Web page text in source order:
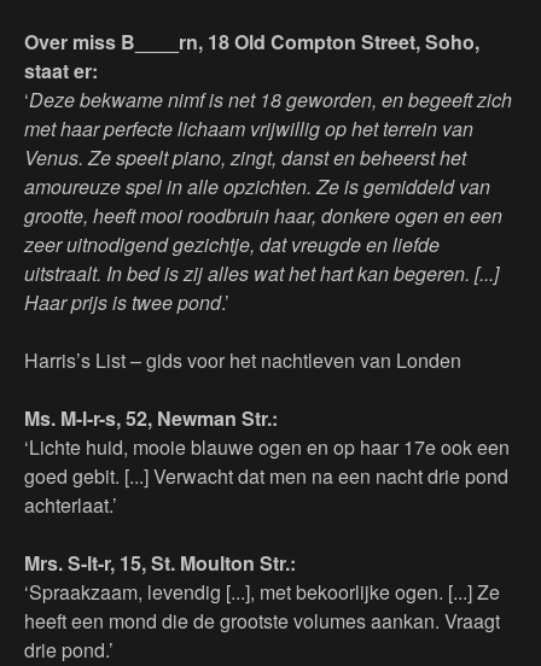
Over miss B____rn, 18 Old Compton Street, Soho,
staat er:
‘Deze bekwame nimf is net 18 geworden, en begeeft zich
met haar perfecte lichaam vrijwillig op het terrein van
Venus. Ze speelt piano, zingt, danst en beheerst het
amoureuze spel in alle opzichten. Ze is gemiddeld van
grootte, heeft mooi roodbruin haar, donkere ogen en een
zeer uitnodigend gezichtje, dat vreugde en liefde
uitstraalt. In bed is zij alles wat het hart kan begeren. [...]
Haar prijs is twee pond.’
Harris’s List – gids voor het nachtleven van Londen
Ms. M-l-r-s, 52, Newman Str.:
‘Lichte huid, mooie blauwe ogen en op haar 17e ook een
goed gebit. [...] Verwacht dat men na een nacht drie pond
achterlaat.’
Mrs. S-lt-r, 15, St. Moulton Str.:
‘Spraakzaam, levendig [...], met bekoorlijke ogen. [...] Ze
heeft een mond die de grootste volumes aankan. Vraagt
drie pond.’